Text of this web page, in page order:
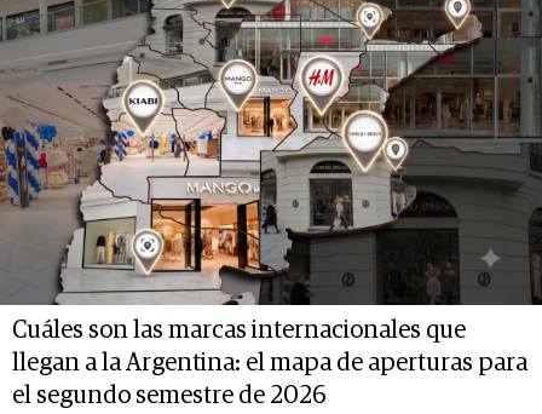
Cuáles son las marcas internacionales que
llegan a la Argentina: el mapa de aperturas para
el segundo semestre de 2026